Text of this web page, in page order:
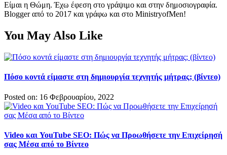
Είμαι η Θώμη. Έχω έφεση στο γράψιμο και στην δημοσιογραφία.
Blogger από το 2017 και γράφω και στο MinistryofMen!
You May Also Like
Πόσο κοντά είμαστε στη δημιουργία τεχνητής μήτρας; (βίντεο)
Posted on: 16 Φεβρουαρίου, 2022
Video και YouTube SEO: Πώς να Προωθήσετε την Επιχείρησή
σας Μέσα από το Βίντεο